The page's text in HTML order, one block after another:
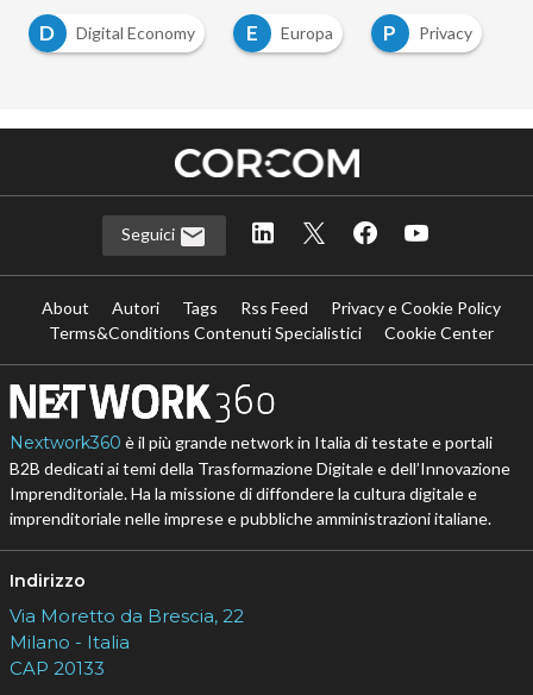
D
Digital Economy E Europa P Privacy
Seguici
About Autori Tags Rss Feed
Privacy e Cookie Policy
Terms&Conditions Contenuti Specialistici
Cookie Center
Nextwork360 è il più grande network in Italia di testate e portali
B2B dedicati ai temi della Trasformazione Digitale e dell’Innovazione
Imprenditoriale. Ha la missione di diffondere la cultura digitale e
imprenditoriale nelle imprese e pubbliche amministrazioni italiane.
Indirizzo
Via Moretto da Brescia, 22
Milano - Italia
CAP 20133